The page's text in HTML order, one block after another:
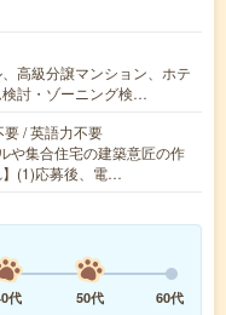
高級分譲マンション、ホテ
検討・ゾーニング検…
/ 英語力不要
や集合住宅の建築意匠の作
】(1)応募後、電…
代 50代
60代